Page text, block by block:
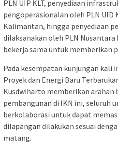
PLN UIP KLT, penyediaan
pengoperasionalan oleh PLN UID
Kalimantan, hingga penyediaan
dilaksanakan oleh PLN Nusantara
bekerja sama untuk memberikan
Pada kesempatan kunjungan kali
Proyek dan Energi Baru
Kusdwiharto memberikan arahan
pembangunan di IKN ini, seluruh
berkolaborasi untuk dapat
dilapangan dilakukan sesuai
matang.